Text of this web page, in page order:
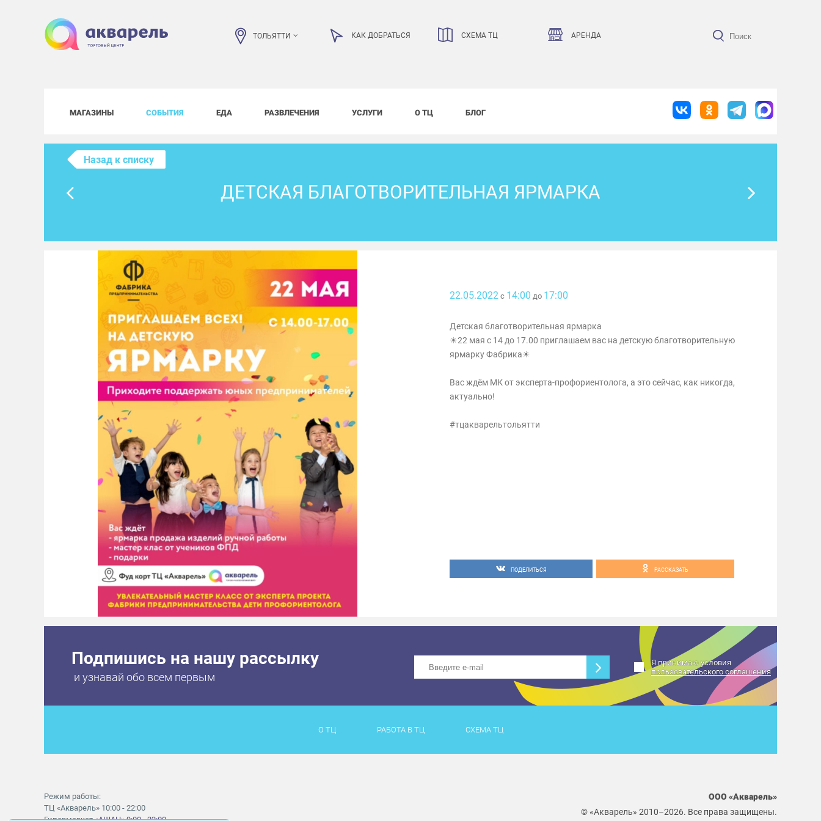
ТОЛЬЯТТИ КАК ДОБРАТЬСЯ СХЕМА ТЦ АРЕНДА
МАГАЗИНЫ СОБЫТИЯ ЕДА РАЗВЛЕЧЕНИЯ УСЛУГИ О ТЦ БЛОГ
Назад к списку
ДЕТСКАЯ БЛАГОТВОРИТЕЛЬНАЯ ЯРМАРКА
22.05.2022 с 14:00 до 17:00
Детская благотворительная ярмарка
☀22 мая с 14 до 17.00 приглашаем вас на детскую благотворительную
ярмарку Фабрика☀
Вас ждём МК от эксперта-профориентолога, а это сейчас, как никогда,
актуально!
#тцакварельтольятти
ПОДЕЛИТЬСЯ РАССКАЗАТЬ
Подпишись на нашу рассылку
и узнавай обо всем первым
Я принимаю условия
пользовательского соглашения
О ТЦ РАБОТА В ТЦ СХЕМА ТЦ
Режим работы:
ТЦ «Акварель» 10:00 - 22:00
ООО «Акварель»
© «Акварель» 2010–2026. Все права защищены.